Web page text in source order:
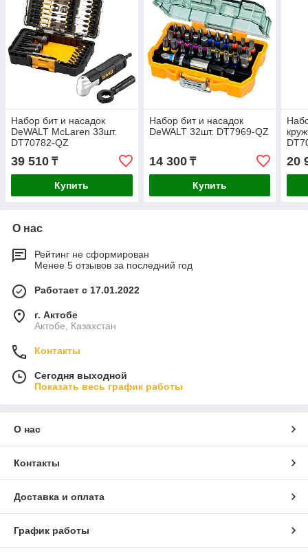
Набор бит и насадок
DeWALT McLaren 33шт.
DT70782-QZ
39 510 ₸
Купить
Набор бит и насадок
DeWALT 32шт. DT7969-QZ
14 300₸
Купить
20
О нас
Рейтинг не сформирован
Менее 5 отзывов за последний год
Работает с 17.01.2022
г. Актобе
Актобе, Казахстан
Контакты
Сегодня выходной
Показать весь график работы
О нас
Контакты
Доставка и оплата
График работы